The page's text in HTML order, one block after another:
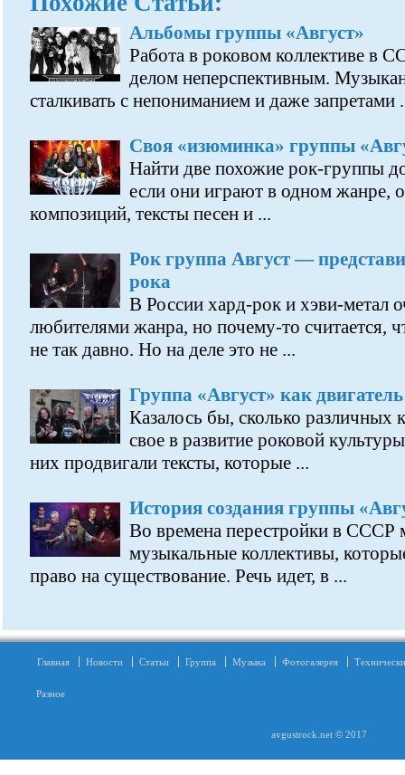
Альбомы группы «Август»
Работа в роковом коллективе в
делом неперспективным.
сталкивать с непониманием и даже запретами
Своя «изюминка» группы
Найти две похожие рок-группы
если они играют в одном жанре,
композиций, тексты песен и ...
Рок группа Август —
рока
В России хард-рок и хэви-метал
любителями жанра, но почему-то считается,
не так давно. Но на деле это не ...
Группа «Август» как
Казалось бы, сколько различных
свое в развитие роковой
них продвигали тексты, которые ...
История создания группы
Во времена перестройки в СССР
музыкальные коллективы,
право на существование. Речь идет, в ...
Главная Новости Статьи Группа Музыка Фотогалерея
Разное
avgustrock.net © 2017